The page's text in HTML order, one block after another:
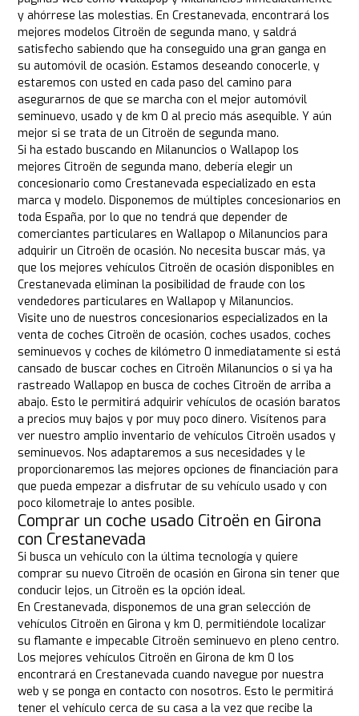
y ahórrese las molestias. En Crestanevada, encontrará los
mejores modelos Citroën de segunda mano, y saldrá
satisfecho sabiendo que ha conseguido una gran ganga en
su automóvil de ocasión. Estamos deseando conocerle, y
estaremos con usted en cada paso del camino para
asegurarnos de que se marcha con el mejor automóvil
seminuevo, usado y de km 0 al precio más asequible. Y aún
mejor si se trata de un Citroën de segunda mano.
Si ha estado buscando en Milanuncios o Wallapop los
mejores Citroën de segunda mano, debería elegir un
concesionario como Crestanevada especializado en esta
marca y modelo. Disponemos de múltiples concesionarios en
toda España, por lo que no tendrá que depender de
comerciantes particulares en Wallapop o Milanuncios para
adquirir un Citroën de ocasión. No necesita buscar más, ya
que los mejores vehículos Citroën de ocasión disponibles en
Crestanevada eliminan la posibilidad de fraude con los
vendedores particulares en Wallapop y Milanuncios.
Visite uno de nuestros concesionarios especializados en la
venta de coches Citroën de ocasión, coches usados, coches
seminuevos y coches de kilómetro 0 inmediatamente si está
cansado de buscar coches en Citroën Milanuncios o si ya ha
rastreado Wallapop en busca de coches Citroën de arriba a
abajo. Esto le permitirá adquirir vehículos de ocasión baratos
a precios muy bajos y por muy poco dinero. Visítenos para
ver nuestro amplio inventario de vehículos Citroën usados y
seminuevos. Nos adaptaremos a sus necesidades y le
proporcionaremos las mejores opciones de financiación para
que pueda empezar a disfrutar de su vehículo usado y con
poco kilometraje lo antes posible.
Comprar un coche usado Citroën en Girona
con Crestanevada
Si busca un vehículo con la última tecnología y quiere
comprar su nuevo Citroën de ocasión en Girona sin tener que
conducir lejos, un Citroën es la opción ideal.
En Crestanevada, disponemos de una gran selección de
vehículos Citroën en Girona y km 0, permitiéndole localizar
su flamante e impecable Citroën seminuevo en pleno centro.
Los mejores vehículos Citroën en Girona de km 0 los
encontrará en Crestanevada cuando navegue por nuestra
web y se ponga en contacto con nosotros. Esto le permitirá
tener el vehículo cerca de su casa a la vez que recibe la